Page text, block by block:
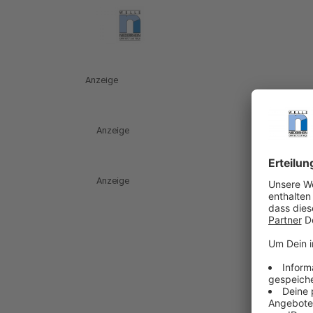
Anzeige
Anzeige
Anzeige